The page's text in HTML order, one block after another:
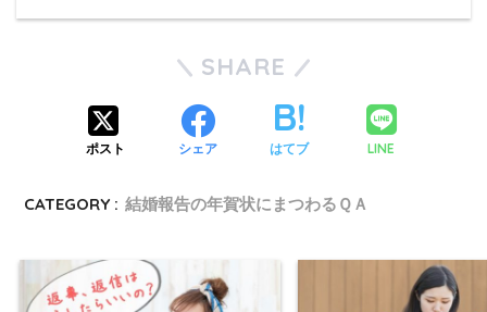
SHARE
ポスト シェア はてブ LINE
CATEGORY : 結婚報告の年賀状にまつわるＱＡ